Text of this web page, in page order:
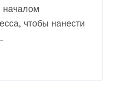
началом
чтобы нанести